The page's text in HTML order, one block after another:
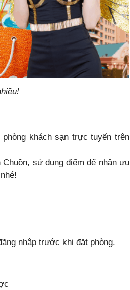
khách sạn trực tuyến trên
sử dụng điểm để nhận ưu
nhập trước khi đặt phòng.